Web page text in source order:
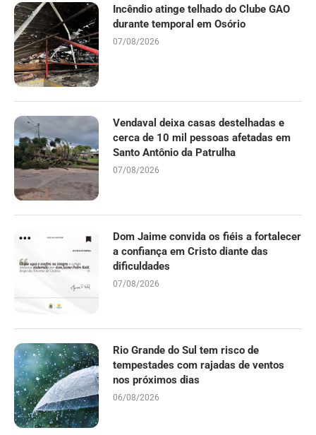
Incêndio atinge telhado do Clube GAO
durante temporal em Osório
07/08/2026
Vendaval deixa casas destelhadas e
cerca de 10 mil pessoas afetadas em
Santo Antônio da Patrulha
07/08/2026
Dom Jaime convida os fiéis a fortalecer
a confiança em Cristo diante das
dificuldades
07/08/2026
Rio Grande do Sul tem risco de
tempestades com rajadas de ventos
nos próximos dias
06/08/2026